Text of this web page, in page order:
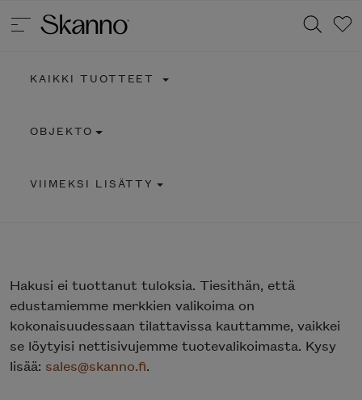
KAIKKI TUOTTEET
OBJEKTO
VIIMEKSI LISÄTTY
Hakusi ei tuottanut tuloksia. Tiesithän, että
edustamiemme merkkien valikoima on
kokonaisuudessaan tilattavissa kauttamme, vaikkei
se löytyisi nettisivujemme tuotevalikoimasta. Kysy
lisää: sales@skanno.fi.